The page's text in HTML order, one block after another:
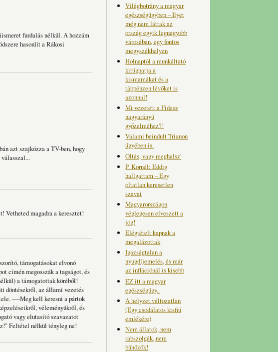
furdalás nélkül. A hozzám
hasonlít a Rákosi
azt szajkózza a TV-ben, hogy
Vetheted magadra a keresztet!
támogatásokat elvonó
címén megosszák a tagságot, és
a támogatottak köréből!
döntésekről, az állami vezetés
----Meg kell keresni a pártok
véleményükről, és
vagy elutasító szavazatot
Feltétel nélkül tényleg ne!
Világbotrány a magyar
egészségügyben – Ilyet
még nem láttak az
ország egyik legnagyobb
városában, egy fontos
megyszékhelyen
Holnaptól a munkáltató
kirúghatja a
kismamákat és a
táppénzen lévőket is
azonnal!
Mi vezetett a Fidesz
nagyarányú
győzelméhez?!
Valami beindult Trianon
ügyében is.
Oltás, vagy meghalsz'
P. Kornél: Eddig
hallgattam – Egy
oltatlan keresetlen
szavai
Magyarországon
véglegesen elveszett a
jog!
Elégtételt kapnak a
megalázottak
Igazságtalan a
nyugdíjemelés, és már
az inflációnál is kisebb
EZ itt a magyar
egészségügy..
A helyzet változatlan
(Egy csodálatos kisfiú
emlékére)
Nem állatok, nem
rabszolgák, nem
bűnözők!